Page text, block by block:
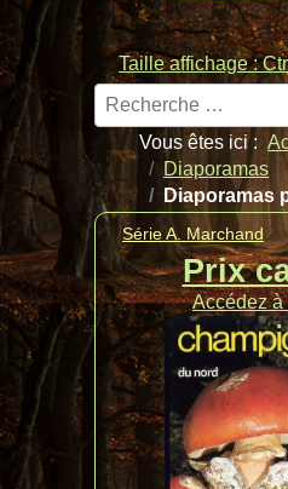
Taille affichage :
Rechercher
Vous êtes ici :
Diaporamas
Diaporamas
Série A. Marchand
Prix
Accédez à